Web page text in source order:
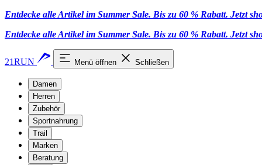
Entdecke alle Artikel im Summer Sale. Bis zu 60 % Rabatt. Jetzt
Entdecke alle Artikel im Summer Sale. Bis zu 60 % Rabatt. Jetzt
21RUN Menü öffnen Schließen
Damen
Herren
Zubehör
Sportnahrung
Trail
Marken
Beratung